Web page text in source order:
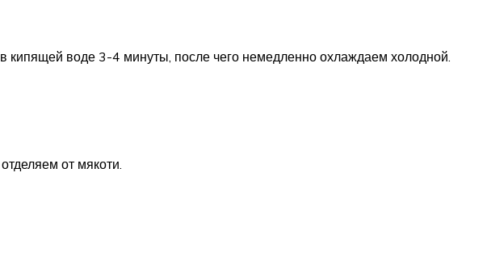
кипящей воде 3-4 минуты, после чего немедленно охлаждаем холодной.
от мякоти.